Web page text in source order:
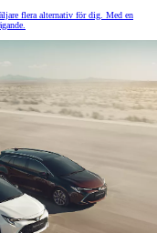
flera alternativ för dig. Med en